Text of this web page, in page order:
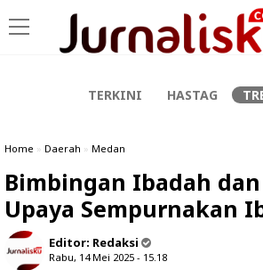
TERKINI HASTAG
Home » Daerah » Medan
Bimbingan Ibadah
Upaya Sempurnakan
Editor: Redaksi
Rabu, 14 Mei 2025 - 15.18